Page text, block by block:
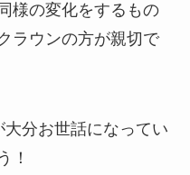
様の変化をするもの
ラウンの方が親切で
分お世話になってい
！